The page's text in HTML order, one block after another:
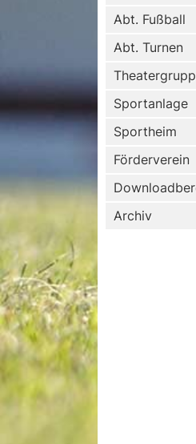
Abt. Fußball
Abt. Turnen
Sportanlage
Sportheim
Förderverein
Archiv